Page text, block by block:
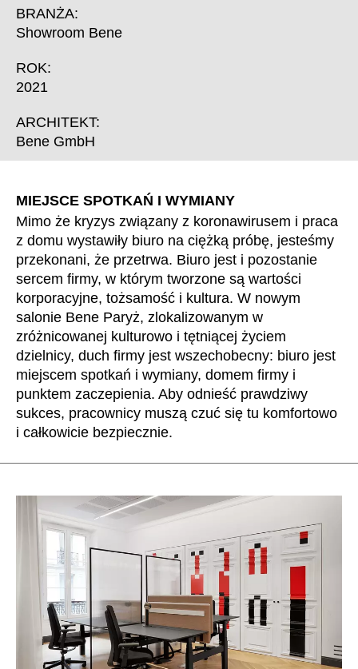
Chorwacja
Dania(DK)
Filipiny
Francja(FR)
Ghana(GH)
Hiszpania
Holandia(NL)
Hongkong(HK)
Indie (IN)
Indonezja(ID)
Iran(IR)
Irlandia(IE)
Irlandia Północna(GB)
Izrael (IL)
Japonia
Katar(QA)
Kazachstan(KZ)
Kenia(KE)
Korea Południowa (KR)
Kuwejt (KW)
Liechtenstein(LI)
Litwa(LT)
Luksemburg (LU)
BRANŻA:
Showroom Bene
ROK:
2021
ARCHITEKT:
Bene GmbH
MIEJSCE SPOTKAŃ I WYMIANY
Mimo że kryzys związany z koronawirusem i praca
z domu wystawiły biuro na ciężką próbę, jesteśmy
przekonani, że przetrwa. Biuro jest i pozostanie
sercem firmy, w którym tworzone są wartości
korporacyjne, tożsamość i kultura. W nowym
salonie Bene Paryż, zlokalizowanym w
zróżnicowanej kulturowo i tętniącej życiem
dzielnicy, duch firmy jest wszechobecny: biuro jest
miejscem spotkań i wymiany, domem firmy i
punktem zaczepienia. Aby odnieść prawdziwy
sukces, pracownicy muszą czuć się tu komfortowo
i całkowicie bezpiecznie.